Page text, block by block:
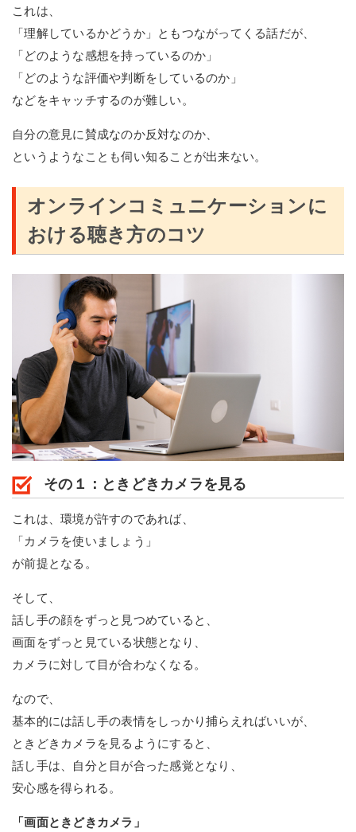
これは、
「理解しているかどうか」ともつながってくる話だが、
「どのような感想を持っているのか」
「どのような評価や判断をしているのか」
などをキャッチするのが難しい。
自分の意見に賛成なのか反対なのか、
というようなことも伺い知ることが出来ない。
オンラインコミュニケーションに
おける聴き方のコツ
その１：ときどきカメラを見る
これは、環境が許すのであれば、
「カメラを使いましょう」
が前提となる。
そして、
話し手の顔をずっと見つめていると、
画面をずっと見ている状態となり、
カメラに対して目が合わなくなる。
なので、
基本的には話し手の表情をしっかり捕らえればいいが、
ときどきカメラを見るようにすると、
話し手は、自分と目が合った感覚となり、
安心感を得られる。
「画面ときどきカメラ」